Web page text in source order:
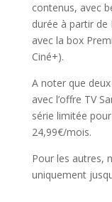
contenus, avec
durée à partir
avec la box
Ciné+).
A noter que
avec l’offre TV
série limitée
24,99€/mois.
Pour les autres,
uniquement